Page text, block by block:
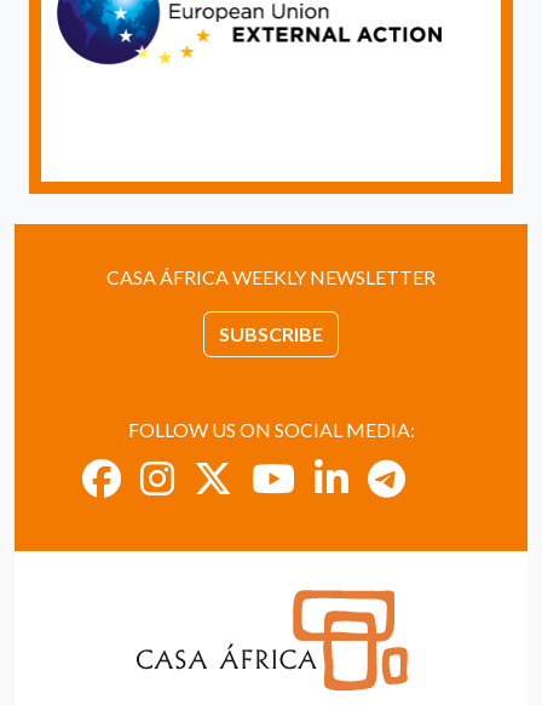
CASA ÁFRICA WEEKLY NEWSLETTER
SUBSCRIBE
FOLLOW US ON SOCIAL MEDIA: